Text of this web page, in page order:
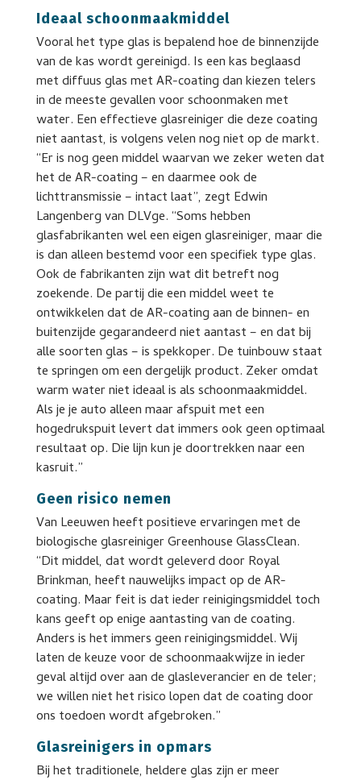
Ideaal schoonmaakmiddel
Vooral het type glas is bepalend hoe de binnenzijde
van de kas wordt gereinigd. Is een kas beglaasd
met diffuus glas met AR-coating dan kiezen telers
in de meeste gevallen voor schoonmaken met
water. Een effectieve glasreiniger die deze coating
niet aantast, is volgens velen nog niet op de markt.
“Er is nog geen middel waarvan we zeker weten dat
het de AR-coating – en daarmee ook de
lichttransmissie – intact laat”, zegt Edwin
Langenberg van DLVge. “Soms hebben
glasfabrikanten wel een eigen glasreiniger, maar die
is dan alleen bestemd voor een specifiek type glas.
Ook de fabrikanten zijn wat dit betreft nog
zoekende. De partij die een middel weet te
ontwikkelen dat de AR-coating aan de binnen- en
buitenzijde gegarandeerd niet aantast – en dat bij
alle soorten glas – is spekkoper. De tuinbouw staat
te springen om een dergelijk product. Zeker omdat
warm water niet ideaal is als schoonmaakmiddel.
Als je je auto alleen maar afspuit met een
hogedrukspuit levert dat immers ook geen optimaal
resultaat op. Die lijn kun je doortrekken naar een
kasruit.”
Geen risico nemen
Van Leeuwen heeft positieve ervaringen met de
biologische glasreiniger Greenhouse GlassClean.
“Dit middel, dat wordt geleverd door Royal
Brinkman, heeft nauwelijks impact op de AR-
coating. Maar feit is dat ieder reinigingsmiddel toch
kans geeft op enige aantasting van de coating.
Anders is het immers geen reinigingsmiddel. Wij
laten de keuze voor de schoonmaakwijze in ieder
geval altijd over aan de glasleverancier en de teler;
we willen niet het risico lopen dat de coating door
ons toedoen wordt afgebroken.”
Glasreinigers in opmars
Bij het traditionele, heldere glas zijn er meer